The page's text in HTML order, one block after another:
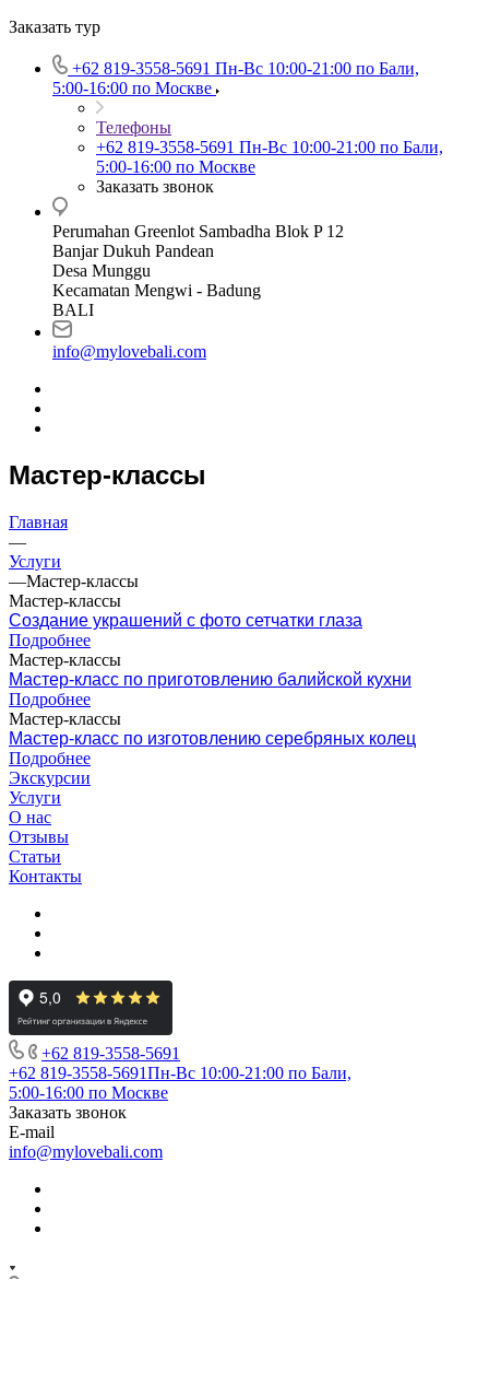
Заказать тур
+62 819‑3558‑5691‬ Пн-Вс 10:00-21:00 по Бали,
5:00-16:00 по Москве
Телефоны
+62 819‑3558‑5691‬ Пн-Вс 10:00-21:00 по Бали,
5:00-16:00 по Москве
Заказать звонок
Perumahan Greenlot Sambadha Blok P 12
Banjar Dukuh Pandean
Desa Munggu
Kecamatan Mengwi - Badung
BALI
info@mylovebali.com
Мастер-классы
Главная
—
Услуги
—Мастер-классы
Мастер-классы
Создание украшений с фото сетчатки глаза
Подробнее
Мастер-классы
Мастер-класс по приготовлению балийской кухни
Подробнее
Мастер-классы
Мастер-класс по изготовлению серебряных колец
Подробнее
Экскурсии
Услуги
О нас
Отзывы
Статьи
Контакты
+62 819‑3558‑5691‬
+62 819‑3558‑5691‬Пн-Вс 10:00-21:00 по Бали,
5:00-16:00 по Москве
Заказать звонок
E-mail
info@mylovebali.com